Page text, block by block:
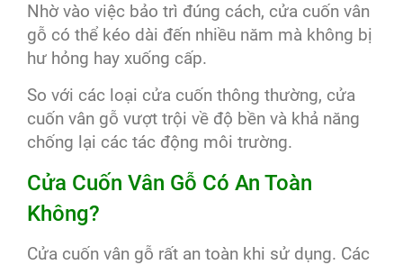
Nhờ vào việc bảo trì đúng cách, cửa cuốn vân
gỗ có thể kéo dài đến nhiều năm mà không bị
hư hỏng hay xuống cấp.
So với các loại cửa cuốn thông thường, cửa
cuốn vân gỗ vượt trội về độ bền và khả năng
chống lại các tác động môi trường.
Cửa Cuốn Vân Gỗ Có An Toàn
Không?
Cửa cuốn vân gỗ rất an toàn khi sử dụng. Các